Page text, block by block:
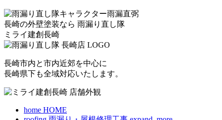
長崎の外壁塗装なら 雨漏り直し隊
ミライ建創長崎
長崎市内と市内近郊を中心に
長崎県下も全域対応いたします。
home HOME